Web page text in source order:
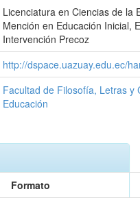
Licenciatura en Ciencias de la
Mención en Educación Inicial,
Intervención Precoz
http://dspace.uazuay.edu.ec/
Facultad de Filosofía, Letras y
Educación
Formato